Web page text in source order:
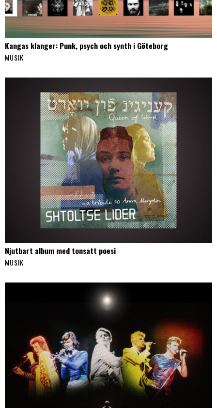
Kangas klanger: Punk, psych och synth i Göteborg
MUSIK
Njutbart album med tonsatt poesi
MUSIK